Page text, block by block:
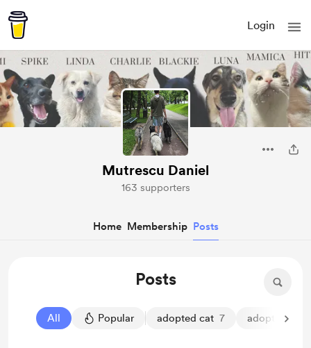
Login
Mutrescu Daniel
163 supporters
Home Membership Posts
Posts
All Popular adopted cat 7 adopted dog